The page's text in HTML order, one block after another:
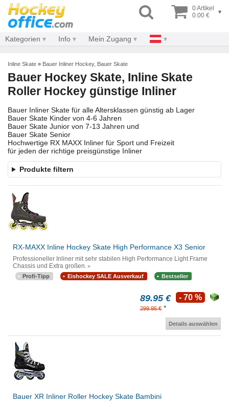
0 Artikel
0.00 €
▾
Kategorien Info Mein Zugang
Inline Skate » Bauer Inliner Hockey, Bauer Skate
Bauer Hockey Skate, Inline Skate
Roller Hockey günstige Inliner
Bauer Inliner Skate für alle Altersklassen günstig ab Lager
Bauer Skate Kinder von 4-6 Jahren
Bauer Skate Junior von 7-13 Jahren und
Bauer Skate Senior
Hochwertige RX MAXX Inliner für Sport und Freizeit
für jeden der richtige preisgünstige Inliner
Produkte filtern
RX-MAXX Inline Hockey Skate High Performance X3 Senior
Professioneller Inliner mit sehr stabilen High Performance Light Frame
Chassis und Extra großen.
Profi-Tipp Eishockey SALE Ausverkauf Bestseller
89.95 €
299.95 € *
- 70 %
Details auswählen
Bauer XR Inliner Roller Hockey Skate Bambini